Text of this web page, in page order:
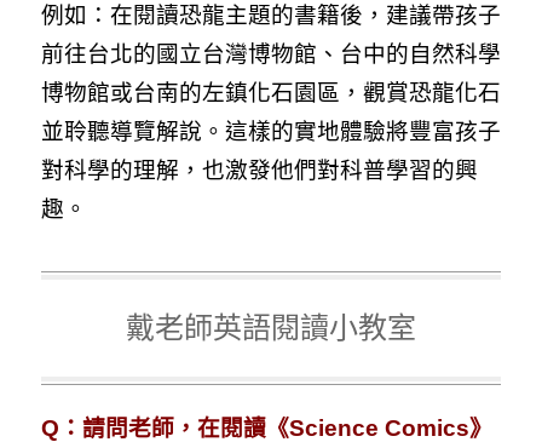
例如：在閱讀恐龍主題的書籍後，建議帶孩子
前往台北的國立台灣博物館、台中的自然科學
博物館或台南的左鎮化石園區，觀賞恐龍化石
並聆聽導覽解說。這樣的實地體驗將豐富孩子
對科學的理解，也激發他們對科普學習的興
趣。
戴老師英語閱讀小教室
Q：請問老師，在閱讀《Science Comics》